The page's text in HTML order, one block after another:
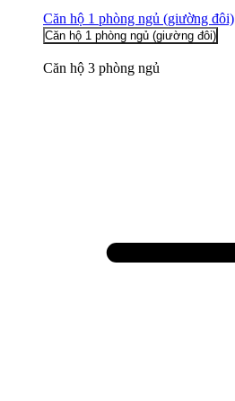
Căn hộ 1 phòng ngủ (giường đôi)
Căn hộ 1 phòng ngủ (giường đôi)
Căn hộ 3 phòng ngủ